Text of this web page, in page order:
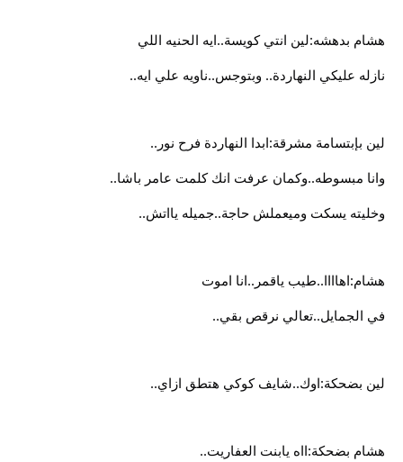
هشام بدهشه:لين انتي كويسة..ايه الحنيه اللي
نازله عليكي النهاردة.. وبتوجس..ناويه علي ايه..
لين بإبتسامة مشرقة:ابدا النهاردة فرح نور..
وانا مبسوطه..وكمان عرفت انك كلمت عامر باشا..
وخليته يسكت وميعملش حاجة..جميله يااتش..
هشام:اهاااا..طيب ياقمر..انا اموت
في الجمايل..تعالي نرقص بقي..
لين بضحكة:اوك..شايف كوكي هتطق ازاي..
هشام بضحكة:ااه يابنت العفاريت..